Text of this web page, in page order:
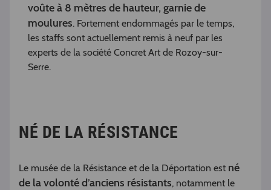
voûte à 8 mètres de hauteur, garnie de
moulures. Fortement endommagés par le temps,
les staffs sont actuellement remis à neuf par les
experts de la société Concret Art de Rozoy-sur-
Serre.
NÉ DE LA RÉSISTANCE
Le musée de la Résistance et de la Déportation est né
de la volonté d’anciens résistants, notamment le